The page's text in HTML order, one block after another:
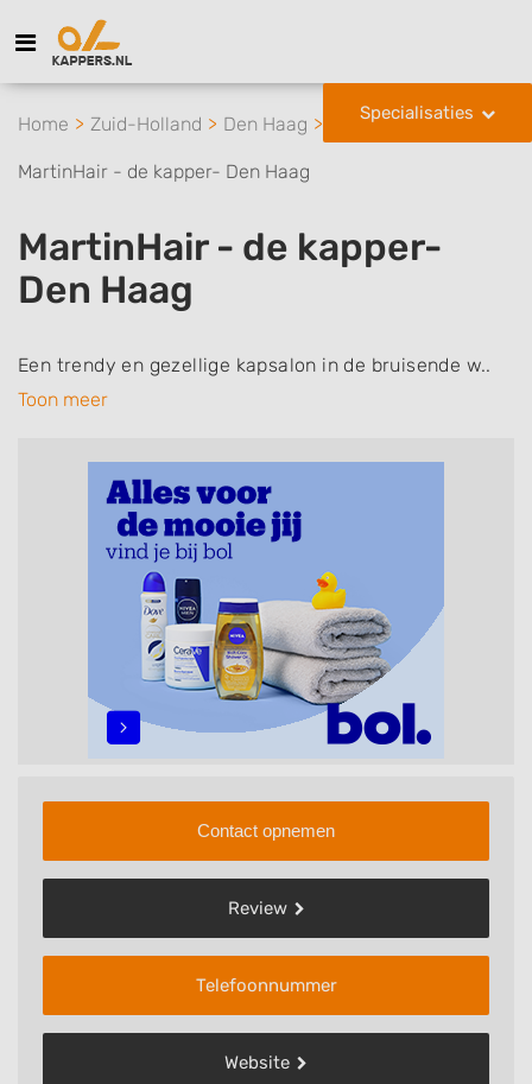
Specialisaties
Home Zuid-Holland Den Haag
MartinHair - de kapper- Den Haag
MartinHair - de kapper-
Den Haag
Een trendy en gezellige kapsalon in de bruisende w..
Toon meer
Contact opnemen
Review
Telefoonnummer
Website